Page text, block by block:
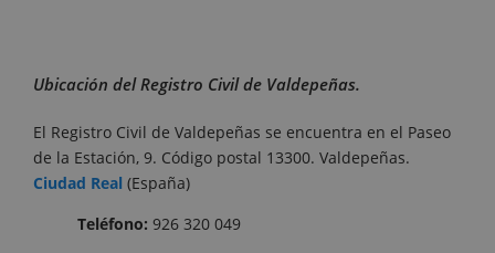
Ubicación del Registro Civil de Valdepeñas.
El Registro Civil de Valdepeñas se encuentra en el Paseo
de la Estación, 9. Código postal 13300. Valdepeñas.
Ciudad Real (España)
Teléfono: 926 320 049